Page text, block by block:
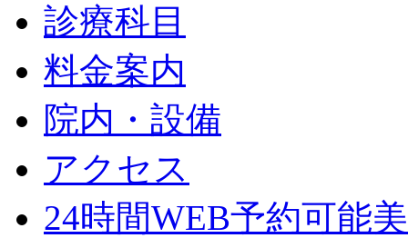
診療科目
料金案内
院内・設備
アクセス
24時間WEB予約可能